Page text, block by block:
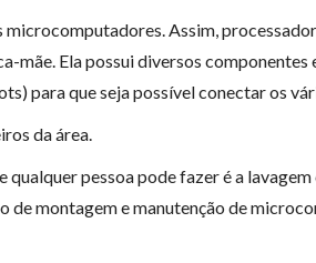
Assim,
mãe. Ela possui diversos
para que seja possível conectar os
da área.
qualquer pessoa pode fazer é a
montagem e manutenção de